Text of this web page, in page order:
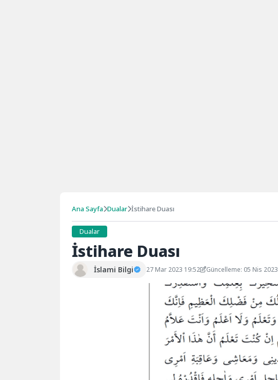
Ana Sayfa Dualar İstihare Duası
Dualar
İstihare Duası
İslami Bilgi 27 Mar 2023 19:52 Güncelleme: 05 Nis 2023